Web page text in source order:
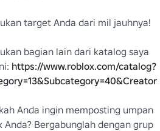
target Anda dari mil jauhnya!
bagian lain dari katalog saya
https://www.roblox.com/catalog?
Anda ingin memposting umpan
Anda? Bergabunglah dengan grup